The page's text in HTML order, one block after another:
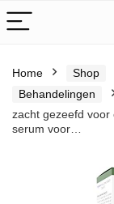
Home Shop
Behandelingen
zacht gezeefd voor
serum voor…